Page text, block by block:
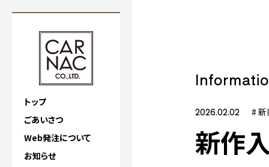
トップ
ごあいさつ
Web発注について
お知らせ
2026.02.02 # 新
新作